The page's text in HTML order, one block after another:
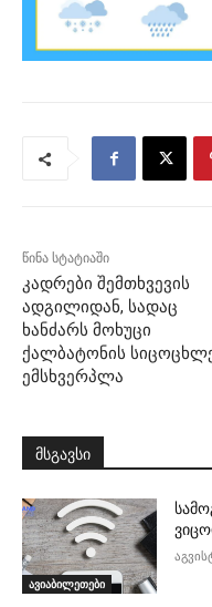
წინა სტატიაში
კადრები შემთხვევის
ადგილიდან, სადაც
ხანძარს მოხუცი
ქალბატონის
ემსხვერპლა
მსგავსი
ავიაბილეთები